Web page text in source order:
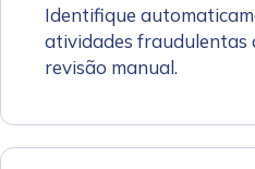
Identifique
atividades fraudulentas
revisão manual.